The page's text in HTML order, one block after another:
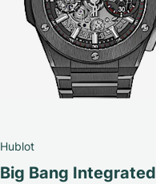
Hublot
Big Bang Integrated